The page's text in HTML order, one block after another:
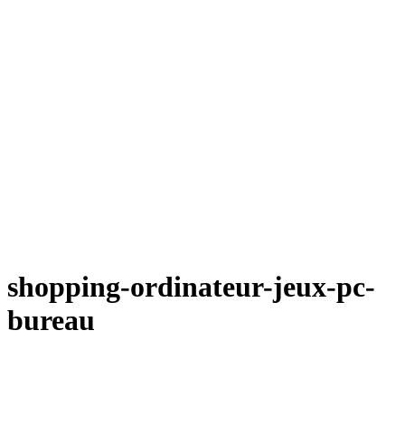
shopping-ordinateur-jeux-pc-
bureau